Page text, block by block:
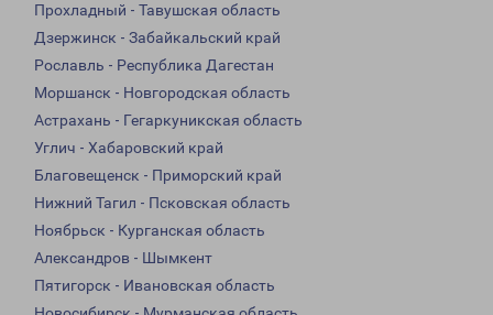
Прохладный - Тавушская область
Дзержинск - Забайкальский край
Рославль - Республика Дагестан
Моршанск - Новгородская область
Астрахань - Гегаркуникская область
Углич - Хабаровский край
Благовещенск - Приморский край
Нижний Тагил - Псковская область
Ноябрьск - Курганская область
Александров - Шымкент
Пятигорск - Ивановская область